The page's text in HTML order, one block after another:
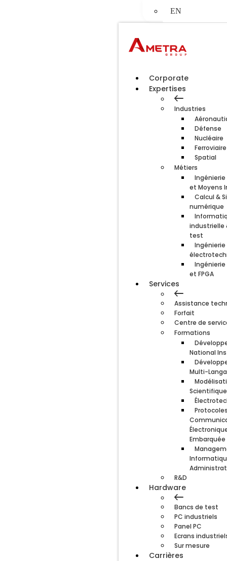
EN
Corporate
Expertises
Industries
Défense
Nucléaire
Ferroviaire
Spatial
Métiers
et Moyens
Calcul &
numérique
industrielle
test
et FPGA
Services
Assistance
Forfait
Centre de
Formations
National
Multi-
Embarquée
R&D
Hardware
Bancs de test
PC industriels
Panel PC
Ecrans
Sur mesure
Carrières